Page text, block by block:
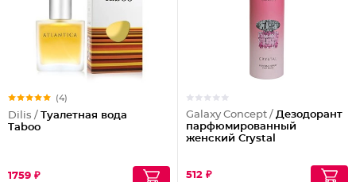
(4)
Dilis / Туалетная вода
Taboo
1759 ₽
Galaxy Concept / Дезодорант
парфюмированный
женский Crystal
512 ₽